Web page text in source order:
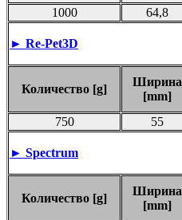
1000
64,8
► Re-Pet3D
Количество [g]
Ширина
[mm]
750 55
► Spectrum
Количество [g]
Ширина
[mm]